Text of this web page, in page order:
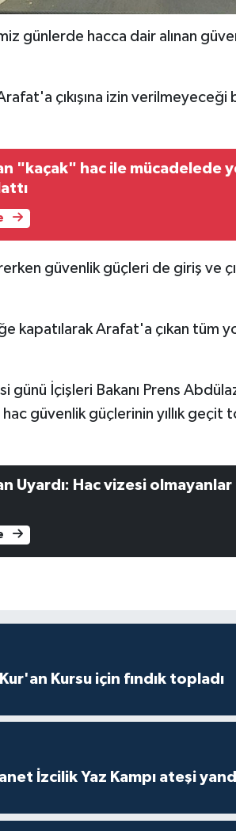
günlerde hacca dair alınan
çıkışına izin
"kaçak" hac ile mücadelede
güvenlik güçleri de giriş ve
kapatılarak Arafat'a çıkan tüm
İçişleri Bakanı Prens
güvenlik güçlerinin yıllık geçit
Uyardı: Hac vizesi olmayanlar
Kursu için fındık topladı
İzcilik Yaz Kampı ateşi